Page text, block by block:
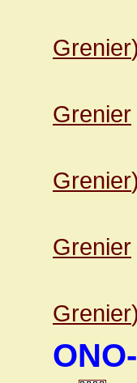
Grenier)
Grenier
Grenier)
Grenier
Grenier)